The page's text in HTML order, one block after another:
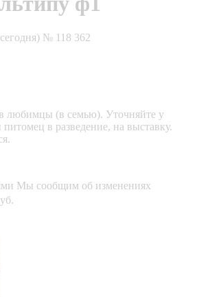
№ 118 362
в любимцы (в семью). Уточняйте у
в разведение, на выставку.
Мы сообщим об изменениях